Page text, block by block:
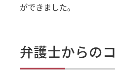
ができました。
弁護士からの